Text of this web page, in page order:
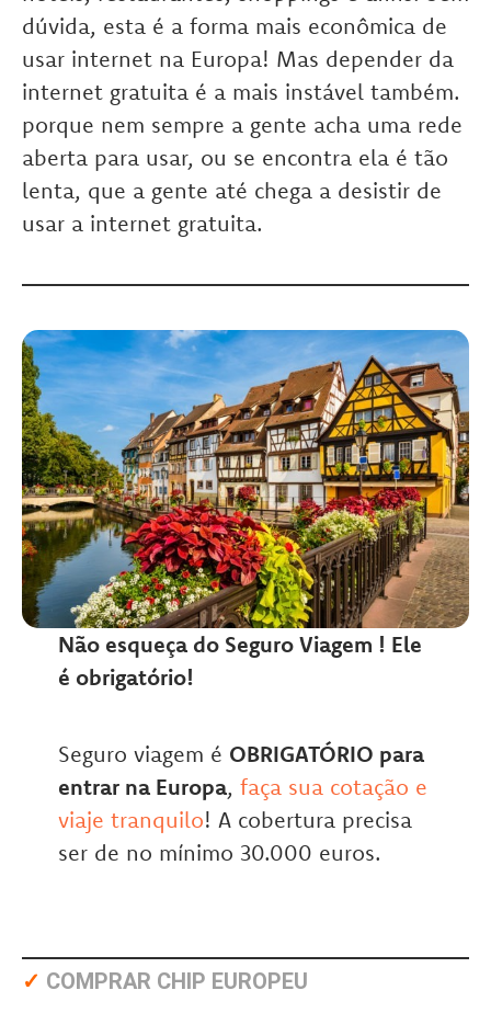
dúvida, esta é a forma mais econômica de
usar internet na Europa! Mas depender da
internet gratuita é a mais instável também.
porque nem sempre a gente acha uma rede
aberta para usar, ou se encontra ela é tão
lenta, que a gente até chega a desistir de
usar a internet gratuita.
Não esqueça do Seguro Viagem ! Ele
é obrigatório!
Seguro viagem é OBRIGATÓRIO para
entrar na Europa, faça sua cotação e
viaje tranquilo! A cobertura precisa
ser de no mínimo 30.000 euros.
✓ COMPRAR CHIP EUROPEU